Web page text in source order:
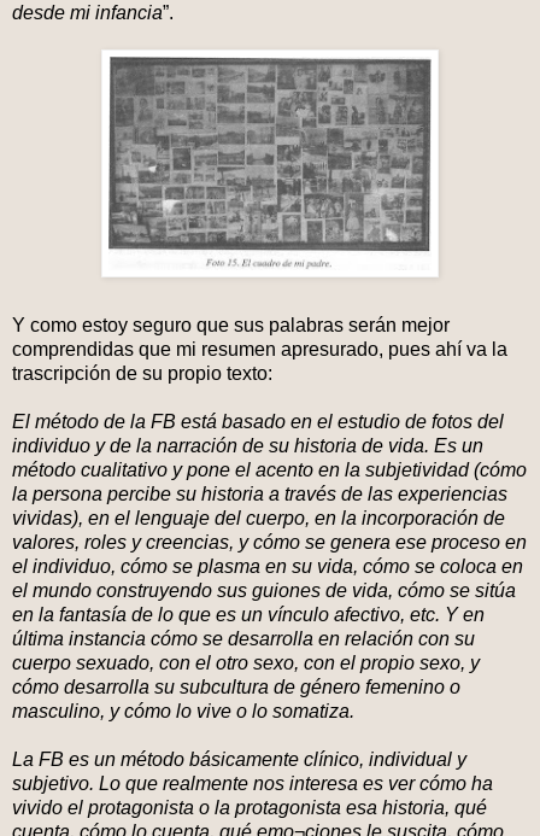
desde mi infancia”.
Y como estoy seguro que sus palabras serán mejor
comprendidas que mi resumen apresurado, pues ahí va la
trascripción de su propio texto:
El método de la FB está basado en el estudio de fotos del
individuo y de la narración de su historia de vida. Es un
método cualitativo y pone el acento en la subjetividad (cómo
la persona percibe su historia a través de las experiencias
vividas), en el lenguaje del cuerpo, en la incorporación de
valores, roles y creencias, y cómo se genera ese proceso en
el individuo, cómo se plasma en su vida, cómo se coloca en
el mundo construyendo sus guiones de vida, cómo se sitúa
en la fantasía de lo que es un vínculo afectivo, etc. Y en
última instancia cómo se desarrolla en relación con su
cuerpo sexuado, con el otro sexo, con el propio sexo, y
cómo desarrolla su subcultura de género femenino o
masculino, y cómo lo vive o lo somatiza.
La FB es un método básicamente clínico, individual y
subjetivo. Lo que realmente nos interesa es ver cómo ha
vivido el protagonista o la protagonista esa historia, qué
cuenta, cómo lo cuenta, qué emo¬ciones le suscita, cómo